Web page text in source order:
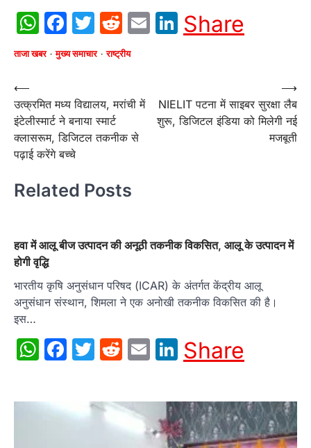
WhatsApp
Facebook
Twitter
Reddit
EmailLinkedIn
Share
ताजा खबर मुख्य समाचार राष्ट्रीय
Post
navigation
⟵
उत्क्रमित मध्य विद्यालय, मरांची में
इंटेलीस्मार्ट ने बनाया स्मार्ट
क्लासरूम, डिजिटल तकनीक से
पढ़ाई करेंगे बच्चे
NIELIT पटना में साइबर सुरक्षा लैब
शुरू, डिजिटल इंडिया को मिलेगी नई
मजबूती
⟶
Related Posts
हवा में आलू बीज उत्पादन की अनूठी तकनीक विकसित, आलू के उत्पादन में
होगी वृद्धि
भारतीय कृषि अनुसंधान परिषद (ICAR) के अंतर्गत केंद्रीय आलू
अनुसंधान संस्थान, शिमला ने एक अनोखी तकनीक विकसित की है।
इस…
WhatsApp
Facebook
Twitter
Reddit
EmailLinkedIn
Share